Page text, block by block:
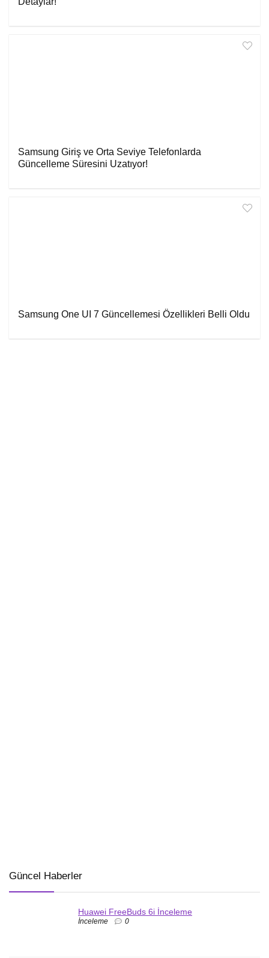
Samsung Giriş ve Orta Seviye Telefonlarda
Güncelleme Süresini Uzatıyor!
Samsung One UI 7 Güncellemesi Özellikleri Belli Oldu
Güncel Haberler
Huawei FreeBuds 6i İnceleme
İnceleme 0